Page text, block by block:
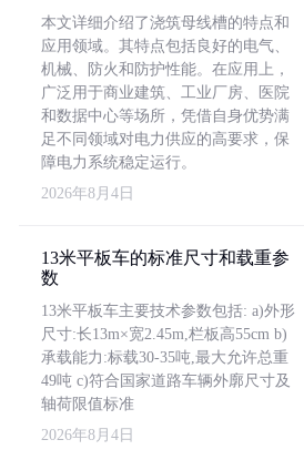
本文详细介绍了浇筑母线槽的特点和
应用领域。其特点包括良好的电气、
机械、防火和防护性能。在应用上，
广泛用于商业建筑、工业厂房、医院
和数据中心等场所，凭借自身优势满
足不同领域对电力供应的高要求，保
障电力系统稳定运行。
2026年8月4日
13米平板车的标准尺寸和载重参
数
13米平板车主要技术参数包括: a)外形
尺寸:长13m×宽2.45m,栏板高55cm b)
承载能力:标载30-35吨,最大允许总重
49吨 c)符合国家道路车辆外廓尺寸及
轴荷限值标准
2026年8月4日